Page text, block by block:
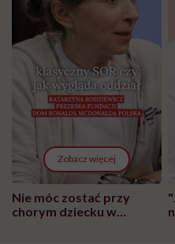
Zobacz więcej
Nie móc zostać przy
chorym dziecku w